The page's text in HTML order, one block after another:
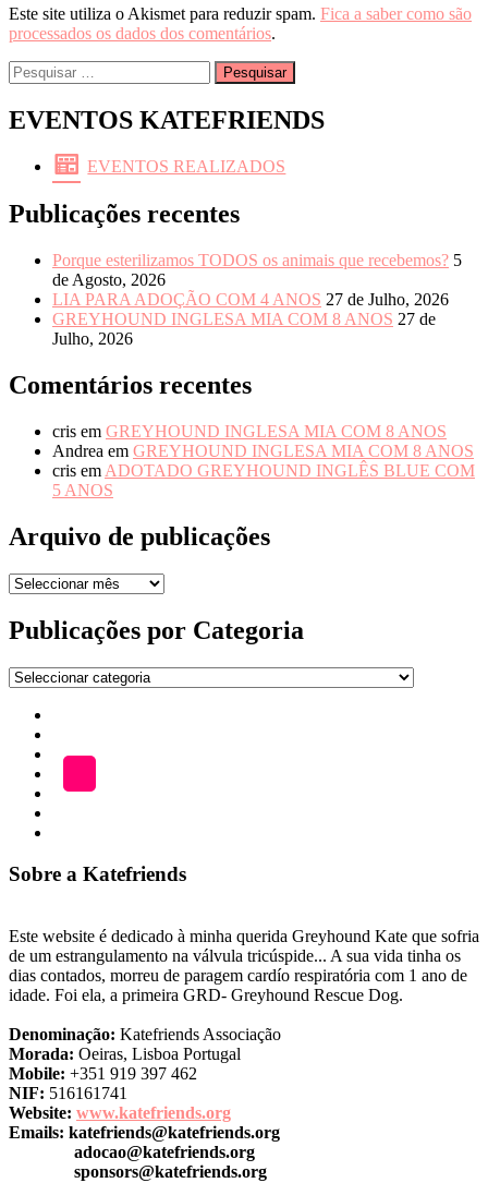
Este site utiliza o Akismet para reduzir spam. Fica a saber como são
processados os dados dos comentários.
Pesquisar
por:
EVENTOS KATEFRIENDS
EVENTOS REALIZADOS
Publicações recentes
Porque esterilizamos TODOS os animais que recebemos? 5
de Agosto, 2026
LIA PARA ADOÇÃO COM 4 ANOS 27 de Julho, 2026
GREYHOUND INGLESA MIA COM 8 ANOS 27 de
Julho, 2026
Comentários recentes
cris em GREYHOUND INGLESA MIA COM 8 ANOS
Andrea em GREYHOUND INGLESA MIA COM 8 ANOS
cris em ADOTADO GREYHOUND INGLÊS BLUE COM
5 ANOS
Arquivo de publicações
Arquivo
publicações
Publicações por Categoria
Publicações
Categoria
ADOÇÃO
LOJA
Sobre a Katefriends
Este website é dedicado à minha querida Greyhound Kate que sofria
de um estrangulamento na válvula tricúspide... A sua vida tinha os
dias contados, morreu de paragem cardío respiratória com 1 ano de
idade. Foi ela, a primeira GRD- Greyhound Rescue Dog.
Denominação: Katefriends Associação
Morada: Oeiras, Lisboa Portugal
Mobile: +351 919 397 462
NIF: 516161741
Website: www.katefriends.org
Emails: katefriends@katefriends.org
adocao@katefriends.org
sponsors@katefriends.org